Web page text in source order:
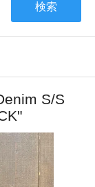
検索
S/S